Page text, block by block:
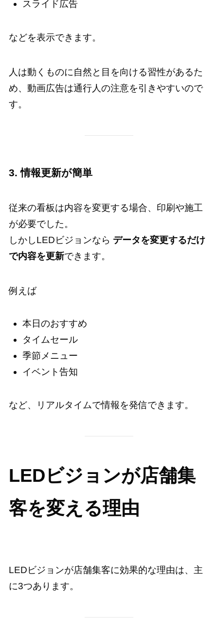
スライド広告
などを表示できます。
人は動くものに自然と目を向ける習性があるた
め、動画広告は通行人の注意を引きやすいので
す。
3. 情報更新が簡単
従来の看板は内容を変更する場合、印刷や施工
が必要でした。
しかしLEDビジョンなら データを変更するだけ
で内容を更新できます。
例えば
本日のおすすめ
タイムセール
季節メニュー
イベント告知
など、リアルタイムで情報を発信できます。
LEDビジョンが店舗集
客を変える理由
LEDビジョンが店舗集客に効果的な理由は、主
に3つあります。